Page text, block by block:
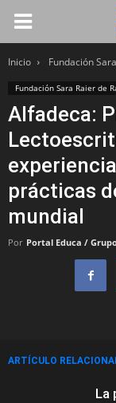
Inicio Fundación
Fundación Sara Raier de
Alfadeca:
prácticas
mundial
Por Portal Educa /
ARTÍCULO
La